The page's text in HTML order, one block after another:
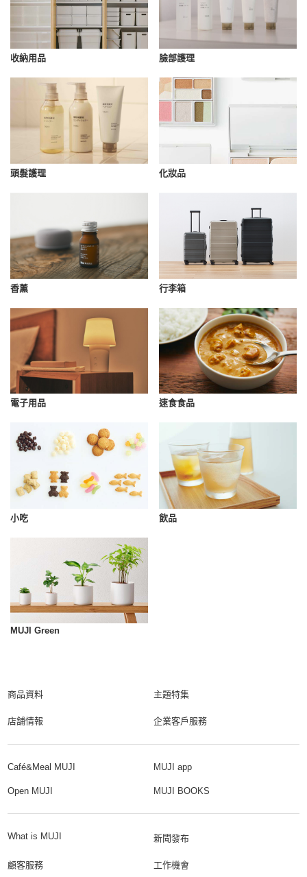
收納用品 臉部護理
頭髮護理 化妝品
香薰 行李箱
電子用品 速食食品
小吃 飲品
MUJI Green
商品資料 主題特集
店舗情報 企業客戶服務
Café&Meal MUJI MUJI app
Open MUJI MUJI BOOKS
What is MUJI 新聞發布
顧客服務 工作機會